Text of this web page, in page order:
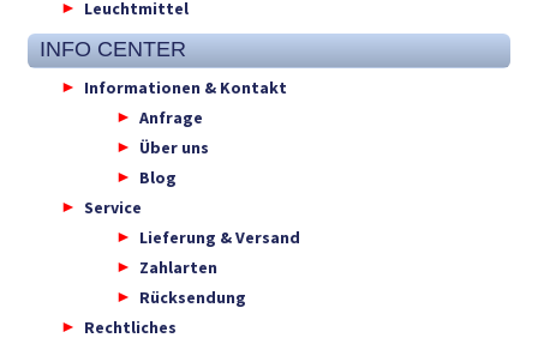
Leuchtmittel
INFO CENTER
Informationen & Kontakt
Anfrage
Über uns
Blog
Service
Lieferung & Versand
Zahlarten
Rücksendung
Rechtliches